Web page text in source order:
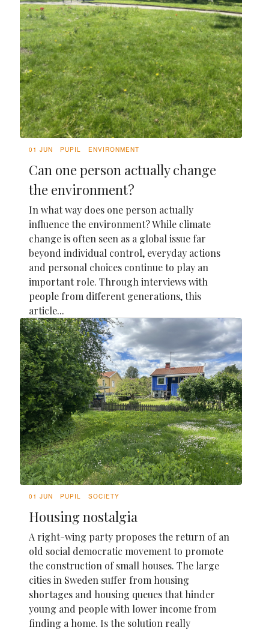
01 JUN PUPIL ENVIRONMENT
Can one person actually change
the environment?
In what way does one person actually
influence the environment? While climate
change is often seen as a global issue far
beyond individual control, everyday actions
and personal choices continue to play an
important role. Through interviews with
people from different generations, this
article...
01 JUN PUPIL SOCIETY
Housing nostalgia
A right-wing party proposes the return of an
old social democratic movement to promote
the construction of small houses. The large
cities in Sweden suffer from housing
shortages and housing queues that hinder
young and people with lower income from
finding a home. Is the solution really